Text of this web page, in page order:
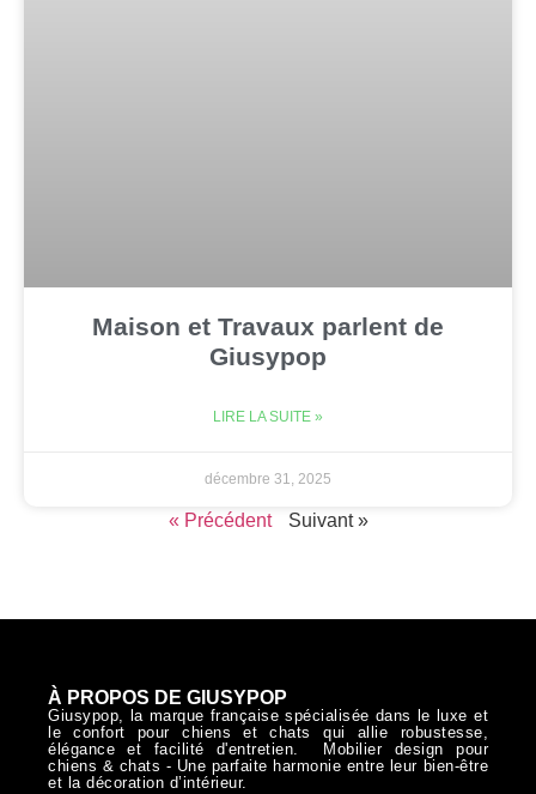
Maison et Travaux parlent de
Giusypop
LIRE LA SUITE »
décembre 31, 2025
« Précédent Suivant »
À PROPOS DE GIUSYPOP
Giusypop, la marque française spécialisée dans le luxe et
le confort pour chiens et chats qui allie robustesse,
élégance et facilité d'entretien. Mobilier design pour
chiens & chats - Une parfaite harmonie entre leur bien-être
et la décoration d’intérieur.